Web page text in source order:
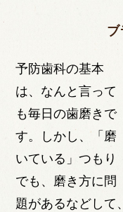
ブ
予防歯科の基本
は、なんと言って
も毎日の歯磨きで
す。しかし、「磨
いている」つもり
でも、磨き方に問
題があるなどして